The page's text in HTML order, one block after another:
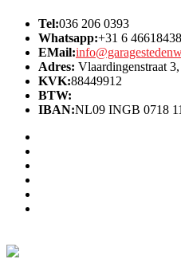
Tel:036 206 0393
Whatsapp:+31 6 46618438
EMail:
Adres: Vlaardingenstraat
KVK:88449912
BTW:
IBAN:NL09 INGB 0718